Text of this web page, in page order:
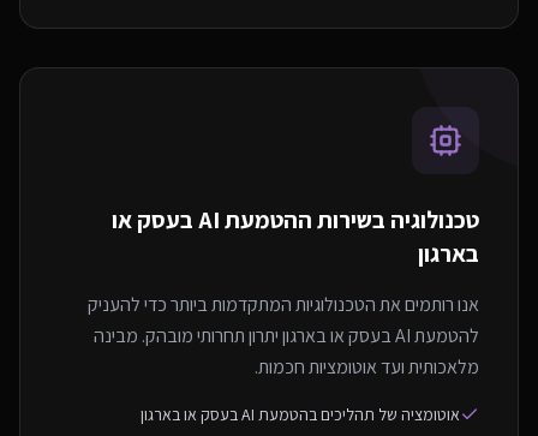
טכנולוגיה בשירות ה
הטמעת AI בעסק או
בארגון
אנו רותמים את הטכנולוגיות המתקדמות ביותר כדי להעניק
להטמעת AI בעסק או בארגון יתרון תחרותי מובהק. מבינה
מלאכותית ועד אוטומציות חכמות.
אוטומציה של תהליכים בהטמעת AI בעסק או בארגון